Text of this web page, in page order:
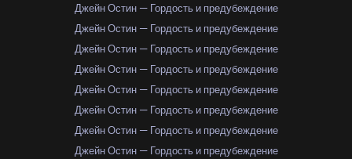
Джейн Остин — Гордость и предубеждение
Джейн Остин — Гордость и предубеждение
Джейн Остин — Гордость и предубеждение
Джейн Остин — Гордость и предубеждение
Джейн Остин — Гордость и предубеждение
Джейн Остин — Гордость и предубеждение
Джейн Остин — Гордость и предубеждение
Джейн Остин — Гордость и предубеждение